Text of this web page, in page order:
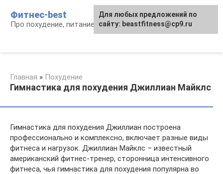
контенту
Фитнес-best
Про похудение, питание и фитнес
Главная » Похудение
Гимнастика для похудения Джиллиан Майклс
Гимнастика для похудения Джиллиан построена
профессионально и комплексно, включает разные виды
фитнеса и нагрузок. Джиллиан Майклс – известный
американский фитнес-тренер, сторонница интенсивного
фитнеса, чья гимнастика для похудения популярна во
Для любых предложений по
сайту: beastfitness@cp9.ru